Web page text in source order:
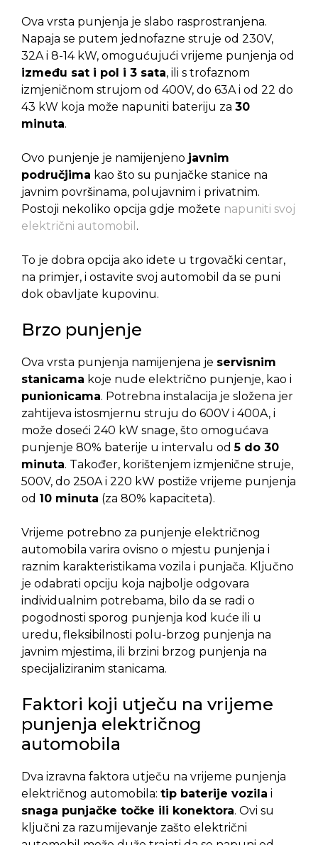
Ova vrsta punjenja je slabo rasprostranjena.
Napaja se putem jednofazne struje od 230V,
32A i 8-14 kW, omogućujući vrijeme punjenja od
između sat i pol i 3 sata, ili s trofaznom
izmjeničnom strujom od 400V, do 63A i od 22 do
43 kW koja može napuniti bateriju za 30
minuta.
Ovo punjenje je namijenjeno javnim
područjima kao što su punjačke stanice na
javnim površinama, polujavnim i privatnim.
Postoji nekoliko opcija gdje možete napuniti svoj
električni automobil .
To je dobra opcija ako idete u trgovački centar,
na primjer, i ostavite svoj automobil da se puni
dok obavljate kupovinu.
Brzo punjenje
Ova vrsta punjenja namijenjena je servisnim
stanicama koje nude električno punjenje, kao i
punionicama. Potrebna instalacija je složena jer
zahtijeva istosmjernu struju do 600V i 400A, i
može doseći 240 kW snage, što omogućava
punjenje 80% baterije u intervalu od5 do 30
minuta. Također, korištenjem izmjenične struje,
500V, do 250A i 220 kW postiže vrijeme punjenja
od 10 minuta (za 80% kapaciteta).
Vrijeme potrebno za punjenje električnog
automobila varira ovisno o mjestu punjenja i
raznim karakteristikama vozila i punjača. Ključno
je odabrati opciju koja najbolje odgovara
individualnim potrebama, bilo da se radi o
pogodnosti sporog punjenja kod kuće ili u
uredu, fleksibilnosti polu-brzog punjenja na
javnim mjestima, ili brzini brzog punjenja na
specijaliziranim stanicama.
Faktori koji utječu na vrijeme
punjenja električnog
automobila
Dva izravna faktora utječu na vrijeme punjenja
električnog automobila: tip baterije vozila i
snaga punjačke točke ili konektora. Ovi su
ključni za razumijevanje zašto električni